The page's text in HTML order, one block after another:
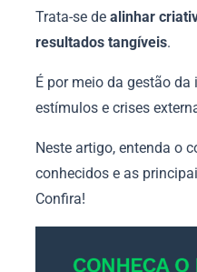
Trata-se de alinhar
resultados tangíveis.
É por meio da gestão
estímulos e crises
Neste artigo, entenda o
conhecidos e as
Confira!